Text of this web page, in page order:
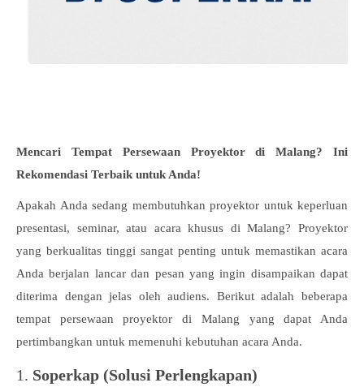
Mencari Tempat Persewaan Proyektor di Malang? Ini
Rekomendasi Terbaik untuk Anda!
Apakah Anda sedang membutuhkan proyektor untuk keperluan
presentasi, seminar, atau acara khusus di Malang? Proyektor
yang berkualitas tinggi sangat penting untuk memastikan acara
Anda berjalan lancar dan pesan yang ingin disampaikan dapat
diterima dengan jelas oleh audiens. Berikut adalah beberapa
tempat persewaan proyektor di Malang yang dapat Anda
pertimbangkan untuk memenuhi kebutuhan acara Anda.
1. Soperkap (Solusi Perlengkapan)